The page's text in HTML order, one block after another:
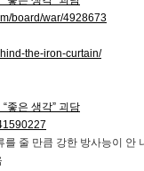
board/war/4928673
the-iron-curtain/
줄 만큼 강한 방사능이 안